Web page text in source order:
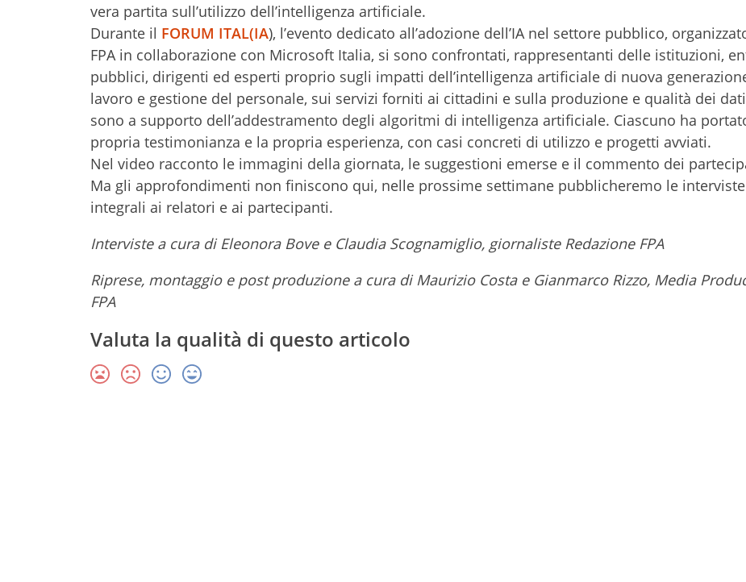
vera partita sull’utilizzo dell’intelligenza artificiale.
Durante il FORUM ITAL(IA), l’evento dedicato all’adozione dell’IA nel settore pubblico,
FPA in collaborazione con Microsoft Italia, si sono confrontati, rappresentanti delle istituzioni,
pubblici, dirigenti ed esperti proprio sugli impatti dell’intelligenza artificiale di nuova
lavoro e gestione del personale, sui servizi forniti ai cittadini e sulla produzione e qualità dei
sono a supporto dell’addestramento degli algoritmi di intelligenza artificiale. Ciascuno ha
propria testimonianza e la propria esperienza, con casi concreti di utilizzo e progetti avviati.
Nel video racconto le immagini della giornata, le suggestioni emerse e il commento dei
Ma gli approfondimenti non finiscono qui, nelle prossime settimane pubblicheremo le interviste
integrali ai relatori e ai partecipanti.
Interviste a cura di Eleonora Bove e Claudia Scognamiglio, giornaliste Redazione FPA
Riprese, montaggio e post produzione a cura di Maurizio Costa e Gianmarco Rizzo, Media
FPA
Valuta la qualità di questo articolo